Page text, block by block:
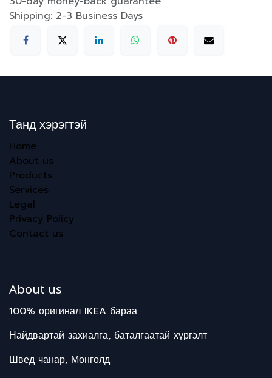
Shipping: 2-3 Business Days
Танд хэрэгтэй
Home
About us
Products
Services
Legal
Privacy Policy
Contact us
About us
100% оригинал IKEA бараа
Найдвартай захиалга, баталгаатай хүргэлт
Швед чанар, Монголд